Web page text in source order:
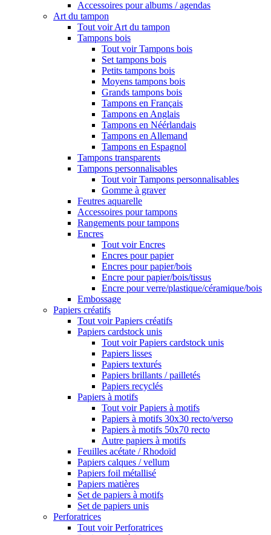
Accessoires pour albums / agendas
Art du tampon
Tout voir Art du tampon
Tampons bois
Tout voir Tampons bois
Set tampons bois
Petits tampons bois
Moyens tampons bois
Grands tampons bois
Tampons en Français
Tampons en Anglais
Tampons en Néérlandais
Tampons en Allemand
Tampons en Espagnol
Tampons transparents
Tampons personnalisables
Tout voir Tampons personnalisables
Gomme à graver
Feutres aquarelle
Accessoires pour tampons
Rangements pour tampons
Encres
Tout voir Encres
Encres pour papier
Encres pour papier/bois
Encre pour papier/bois/tissus
Encre pour verre/plastique/céramique/bois
Embossage
Papiers créatifs
Tout voir Papiers créatifs
Papiers cardstock unis
Tout voir Papiers cardstock unis
Papiers lisses
Papiers texturés
Papiers brillants / pailletés
Papiers recyclés
Papiers à motifs
Tout voir Papiers à motifs
Papiers à motifs 30x30 recto/verso
Papiers à motifs 50x70 recto
Autre papiers à motifs
Feuilles acétate / Rhodoïd
Papiers calques / vellum
Papiers foil métallisé
Papiers matières
Set de papiers à motifs
Set de papiers unis
Perforatrices
Tout voir Perforatrices